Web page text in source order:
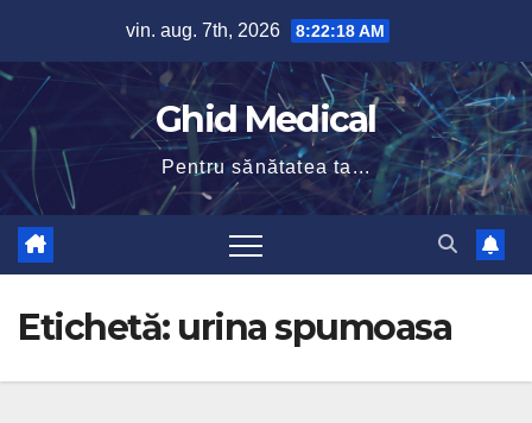
content
vin. aug. 7th, 2026 8:22:19 AM
Ghid Medical
Pentru sănătatea ta...
Etichetă: urina spumoasa